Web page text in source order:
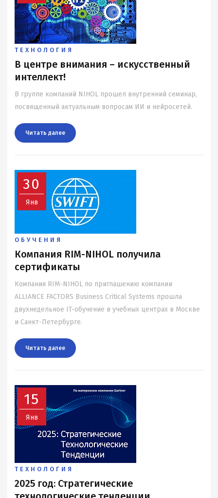
ТЕХНОЛОГИЯ
В центре внимания – искусственный
интеллект!
В группе компаний NIHOL прошел внутренний семинар,
посвященный актуальным вопросам ИИ и нейросетей.
Читать далee
30
Янв
ОБУЧЕНИЯ
Компания RIM-NIHOL получила
сертификаты
Компания RIM-NIHOL по приглашению компании
ALLIANCE FACTORS Business Critical Systems прошла
двухнедельное IT-обучение в учебных центрах в Москве
и Санкт-Петербурге.
Читать далee
15
Янв
ТЕХНОЛОГИЯ
2025 год: Стратегические